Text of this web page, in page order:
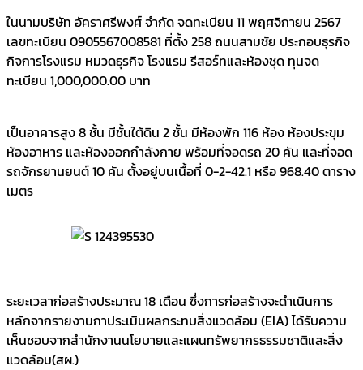
ในนามบริษัท อัคราศรีพงศ์ จำกัด จดทะเบียน 11 พฤศจิกายน 2567
เลขทะเบียน 0905567008581 ที่ตั้ง 258 ถนนสามชัย ประกอบธุรกิจ
กิจการโรงแรม หมวดธุรกิจ โรงแรม รีสอร์ทและห้องชุด ทุนจด
ทะเบียน 1,000,000.00 บาท
เป็นอาคารสูง 8 ชั้น มีชั้นใต้ดิน 2 ชั้น มีห้องพัก 116 ห้อง ห้องประขุม
ห้องอาหาร และห้องออกกำลังกาย พร้อมที่จอดรถ 20 คัน และที่จอด
รถจักรยานยนต์ 10 คัน ตั้งอยู่บนเนื้อที่ 0-2-42.1 หรือ 968.40 ตาราง
เมตร
ระยะเวลาก่อสร้างประมาณ 18 เดือน ซึ่งการก่อสร้างจะดำเนินการ
หลักจากรายงานกาประเมินผลกระทบสิ่งแวดล้อม (EIA) ได้รับความ
เห็นชอบจากสำนักงานนโยบายและแผนทรัพยากรธรรมชาติและสิ่ง
แวดล้อม(สผ.)